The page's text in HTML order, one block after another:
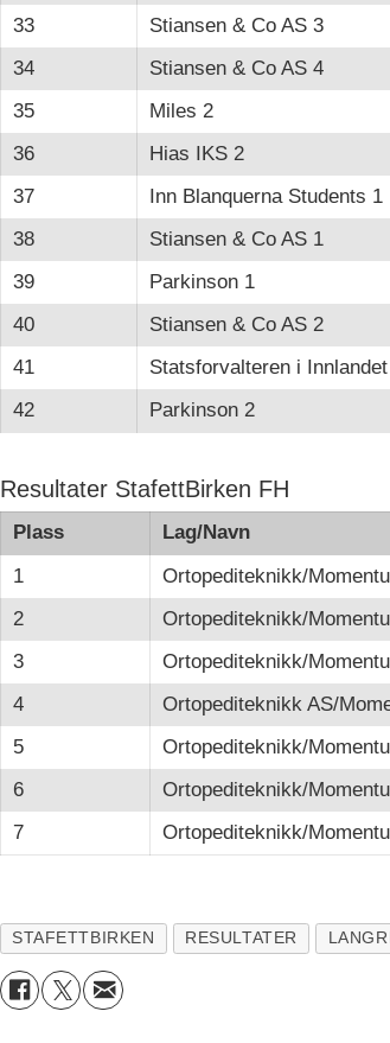
33
Stiansen & Co AS 3
34
Stiansen & Co AS 4
35
Miles 2
36
Hias IKS 2
37
Inn Blanquerna Students 1
38
Stiansen & Co AS 1
39
Parkinson 1
40
Stiansen & Co AS 2
41
Statsforvalteren i Innlandet
42
Parkinson 2
Resultater StafettBirken FH
Plass Lag/Navn
1
Ortopediteknikk/
2
Ortopediteknikk/
3
Ortopediteknikk/
4
Ortopediteknikk AS/
5
Ortopediteknikk/
6
Ortopediteknikk/
7
Ortopediteknikk/
STAFETTBIRKEN RESULTATER